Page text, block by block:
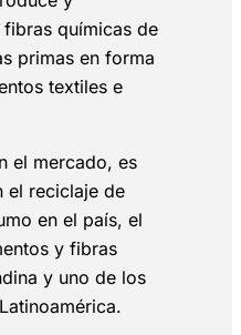
químicas de
primas en forma
textiles e
el mercado, es
el reciclaje de
en el país, el
y fibras
y uno de los